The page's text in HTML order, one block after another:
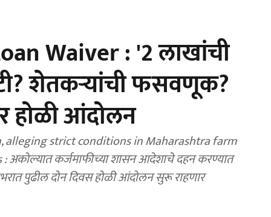
Waiver : '2 लाखांची
शेतकऱ्यांची फसवणूक?
होळी आंदोलन
alleging strict conditions in Maharashtra farm
कर्जमाफीच्या शासन आदेशाचे दहन करण्यात
पुढील दोन दिवस होळी आंदोलन सुरू राहणार